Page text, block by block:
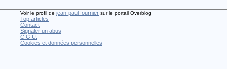
Voir le profil de jean-paul fournier sur le portail Overblog
Top articles
Contact
Signaler un abus
C.G.U.
Cookies et données personnelles